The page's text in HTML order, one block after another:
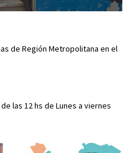
de Región Metropolitana en el
las 12 hs de Lunes a viernes